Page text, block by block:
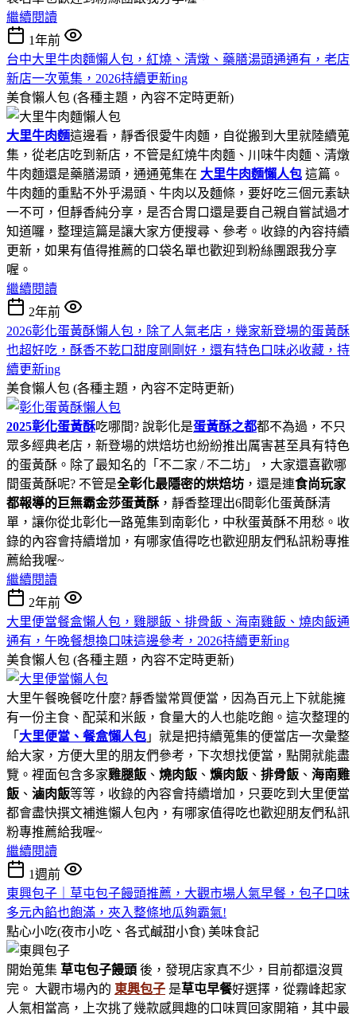
繼續閱讀
1年前
台中大里牛肉麵懶人包，紅燒、清燉、藥膳湯頭通通有，老店
新店一次蒐集，2026持續更新ing
美食懶人包 (各種主題，內容不定時更新)
大里牛肉麵這邊看，靜香很愛牛肉麵，自從搬到大里就陸續蒐
集，從老店吃到新店，不管是紅燒牛肉麵、川味牛肉麵、清燉
牛肉麵還是藥膳湯頭，通通蒐集在 大里牛肉麵懶人包 這篇。
牛肉麵的重點不外乎湯頭、牛肉以及麵條，要好吃三個元素缺
一不可，但靜香純分享，是否合胃口還是要自己親自嘗試過才
知道囉，整理這篇是讓大家方便搜尋、參考。收錄的內容持續
更新，如果有值得推薦的口袋名單也歡迎到粉絲團跟我分享
喔。
繼續閱讀
2年前
2026彰化蛋黃酥懶人包，除了人氣老店，幾家新登場的蛋黃酥
也超好吃，酥香不乾口甜度剛剛好，還有特色口味必收藏，持
續更新ing
美食懶人包 (各種主題，內容不定時更新)
2025彰化蛋黃酥吃哪間? 說彰化是蛋黃酥之都都不為過，不只
眾多經典老店，新登場的烘焙坊也紛紛推出厲害甚至具有特色
的蛋黃酥。除了最知名的「不二家 / 不二坊」，大家還喜歡哪
間蛋黃酥呢? 不管是全彰化最隱密的烘焙坊 ，還是連食尚玩家
都報導的巨無霸金莎蛋黃酥，靜香整理出6間彰化蛋黃酥清
單，讓你從北彰化一路蒐集到南彰化，中秋蛋黃酥不用愁。收
錄的內容會持續增加，有哪家值得吃也歡迎朋友們私訊粉專推
薦給我喔~
繼續閱讀
2年前
大里便當餐盒懶人包，雞腿飯、排骨飯、海南雞飯、燒肉飯通
通有，午晚餐想換口味這邊參考，2026持續更新ing
美食懶人包 (各種主題，內容不定時更新)
大里午餐晚餐吃什麼? 靜香蠻常買便當，因為百元上下就能擁
有一份主食、配菜和米飯，食量大的人也能吃飽。這次整理的
「 大里便當、餐盒懶人包 」就是把持續蒐集的便當店一次彙整
給大家，方便大里的朋友們參考，下次想找便當，點開就能盡
覽。裡面包含多家雞腿飯 、 燒肉飯 、 爌肉飯 、 排骨飯 、 海南雞
飯 、 滷肉飯等等，收錄的內容會持續增加，只要吃到大里便當
都會盡快撰文補進懶人包內，有哪家值得吃也歡迎朋友們私訊
粉專推薦給我喔~
繼續閱讀
1週前
東興包子｜草屯包子饅頭推薦，大觀市場人氣早餐，包子口味
多元內餡也飽滿，夾入整條地瓜夠霸氣!
點心小吃(夜市小吃、各式鹹甜小食) 美味食記
開始蒐集 草屯包子饅頭 後，發現店家真不少，目前都還沒買
完。 大觀市場內的 東興包子 是草屯早餐好選擇，從霧峰起家
人氣相當高，上次挑了幾款感興趣的口味買回家開箱，其中最